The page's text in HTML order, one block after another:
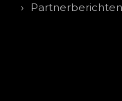
Partnerberichten